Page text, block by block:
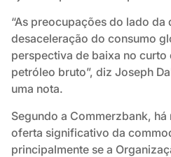
“As preocupações do lado da
desaceleração do consumo
perspectiva de baixa no
petróleo bruto”, diz Joseph
uma nota.
Segundo a Commerzbank,
oferta significativo da
principalmente se a